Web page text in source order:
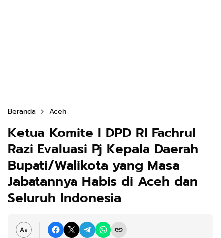
Beranda Aceh
Ketua Komite I DPD RI Fachrul
Razi Evaluasi Pj Kepala Daerah
Bupati/Walikota yang Masa
Jabatannya Habis di Aceh dan
Seluruh Indonesia